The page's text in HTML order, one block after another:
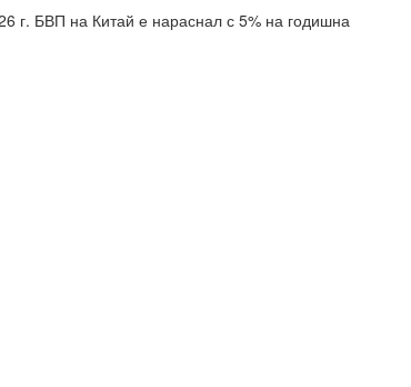
г. БВП на Китай е нараснал с 5% на годишна